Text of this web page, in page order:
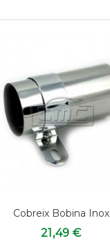
Cobreix Bobina Inox
21,49 €